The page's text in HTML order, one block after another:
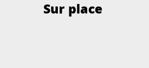
Sur place